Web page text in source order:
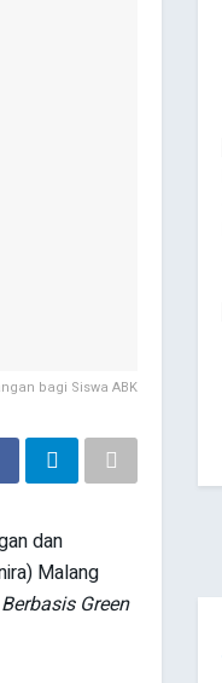
bagi Siswa ABK
dan
Malang
Berbasis Green